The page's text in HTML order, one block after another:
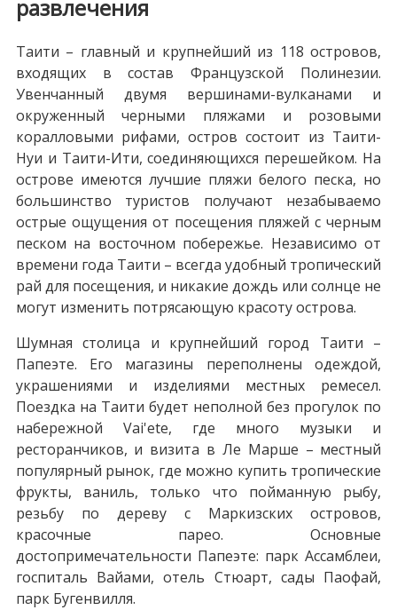
развлечения
Таити – главный и крупнейший из 118 островов,
входящих в состав Французской Полинезии.
Увенчанный двумя вершинами-вулканами и
окруженный черными пляжами и розовыми
коралловыми рифами, остров состоит из Таити-
Нуи и Таити-Ити, соединяющихся перешейком. На
острове имеются лучшие пляжи белого песка, но
большинство туристов получают незабываемо
острые ощущения от посещения пляжей с черным
песком на восточном побережье. Независимо от
времени года Таити – всегда удобный тропический
рай для посещения, и никакие дождь или солнце не
могут изменить потрясающую красоту острова.
Шумная столица и крупнейший город Таити –
Папеэте. Его магазины переполнены одеждой,
украшениями и изделиями местных ремесел.
Поездка на Таити будет неполной без прогулок по
набережной Vai'ete, где много музыки и
ресторанчиков, и визита в Ле Марше – местный
популярный рынок, где можно купить тропические
фрукты, ваниль, только что пойманную рыбу,
резьбу по дереву с Маркизских островов,
красочные парео. Основные
достопримечательности Папеэте: парк Ассамблеи,
госпиталь Вайами, отель Стюарт, сады Паофай,
парк Бугенвилля.